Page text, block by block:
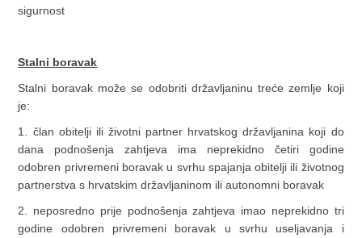
sigurnost
Stalni boravak
Stalni boravak može se odobriti državljaninu treće zemlje koji
je:
1. član obitelji ili životni partner hrvatskog državljanina koji do
dana podnošenja zahtjeva ima neprekidno četiri godine
odobren privremeni boravak u svrhu spajanja obitelji ili životnog
partnerstva s hrvatskim državljaninom ili autonomni boravak
2. neposredno prije podnošenja zahtjeva imao neprekidno tri
godine odobren privremeni boravak u svrhu useljavanja i